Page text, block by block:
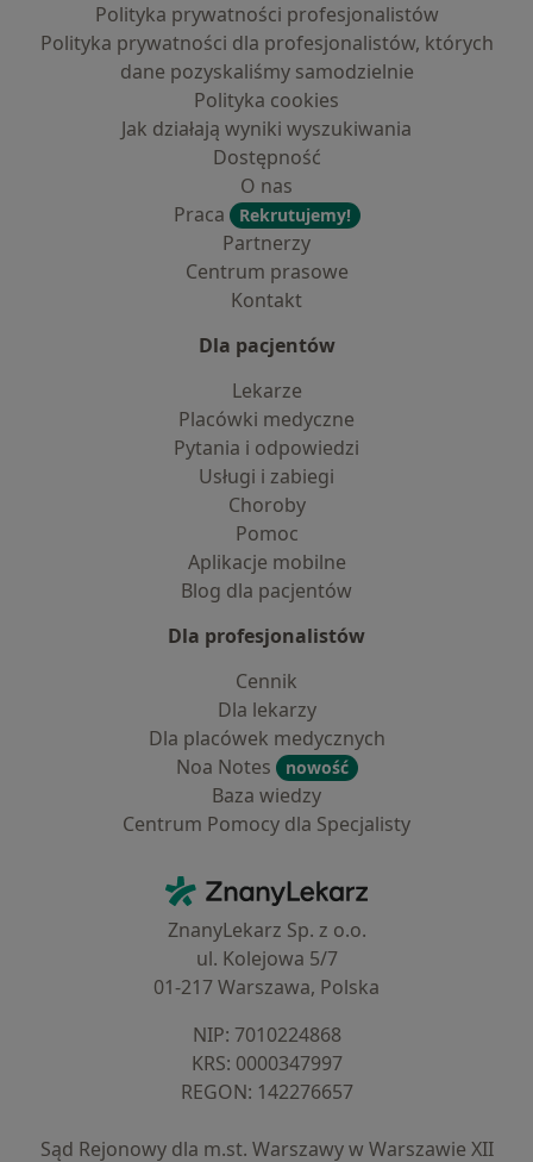
Polityka prywatności profesjonalistów
Polityka prywatności dla profesjonalistów, których
dane pozyskaliśmy samodzielnie
Polityka cookies
Jak działają wyniki wyszukiwania
Dostępność
O nas
Praca
Rekrutujemy!
Partnerzy
Centrum prasowe
Kontakt
Dla pacjentów
Lekarze
Placówki medyczne
Pytania i odpowiedzi
Usługi i zabiegi
Choroby
Pomoc
Aplikacje mobilne
Blog dla pacjentów
Dla profesjonalistów
Cennik
Dla lekarzy
Dla placówek medycznych
Noa Notes
nowość
Baza wiedzy
Centrum Pomocy dla Specjalisty
ZnanyLekarz - Strona główna
ZnanyLekarz Sp. z o.o.
ul. Kolejowa 5/7
01-217 Warszawa, Polska
NIP: ⁠7010224868
KRS: ⁠0000347997
REGON: ⁠142276657
Sąd Rejonowy dla m.st. Warszawy w Warszawie XII